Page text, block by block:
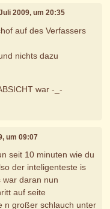
2009, um 20:35
auf des Verfassers
nichts dazu
war -_-
um 09:07
seit 10 minuten wie du
der inteligenteste is
war daran nun
auf seite
n großer schlauch unter